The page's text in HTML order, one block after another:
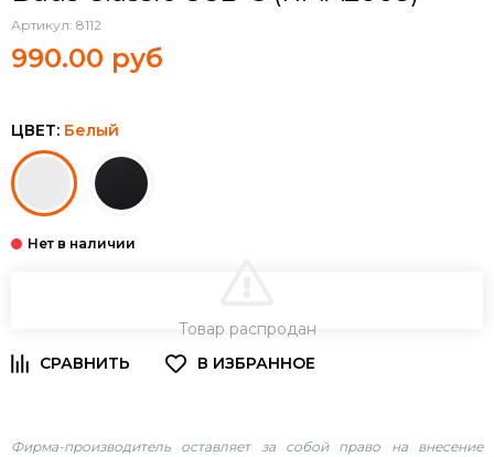
Артикул: 8112
990.00 руб
ЦВЕТ: Белый
Товар распродан
Фирма-производитель оставляет за собой право на внесение